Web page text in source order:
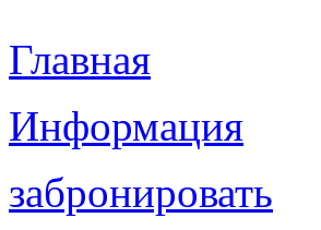
Главная
Информация
забронировать